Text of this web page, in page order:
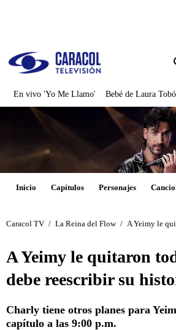
En vivo 'Yo Me Llamo' Bebé de Laura
Inicio Capítulos Personajes
Caracol TV / La Reina del Flow / A Yeimy le
A Yeimy le quitaron
debe reescribir su
Charly tiene otros planes para
capítulo a las 9:00 p.m.